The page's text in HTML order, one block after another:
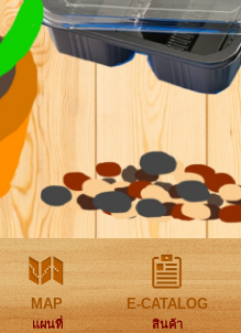
MAP
แผนที่
E-CATALOG
สินค้า